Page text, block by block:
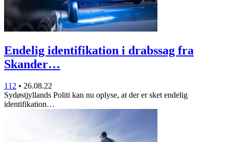
Endelig identifikation i drabssag fra
Skander…
112 • 26.08.22
Sydøstjyllands Politi kan nu oplyse, at der er sket endelig
identifikation…